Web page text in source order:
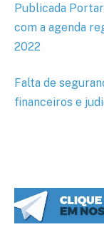
Publicada
com a agenda
2022
Falta de
financeiros e